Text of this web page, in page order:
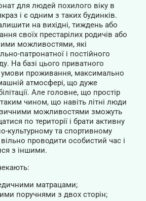
для людей похилого віку в
і є одним з таких будинків.
на вихідні, тиждень або
своїх престарілих родичів або
можливостями, які
патронатної і постійного
На базі цього приватного
умови проживання, максимально
атмосфері, що дуже
Але головне, що простір
чином, що навіть літні люди
можливостями зможуть
по території і брати активну
культурному та спортивному
вільно проводити особистий час і
з іншими.
матрацами;
поручнями з двох сторін;